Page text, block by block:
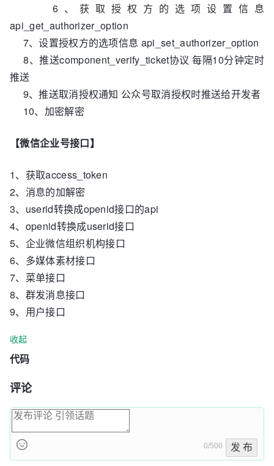
6、获取授权方的选项设置信息
api_get_authorizer_option
7、设置授权方的选项信息 api_set_authorizer_option
8、推送component_verify_ticket协议 每隔10分钟定时
推送
9、推送取消授权通知 公众号取消授权时推送给开发者
10、加密解密
【微信企业号接口】
1、获取access_token
2、消息的加解密
3、userid转换成openid接口的api
4、openid转换成userid接口
5、企业微信组织机构接口
6、多媒体素材接口
7、菜单接口
8、群发消息接口
9、用户接口
收起
代码
评论
0/500 发 布